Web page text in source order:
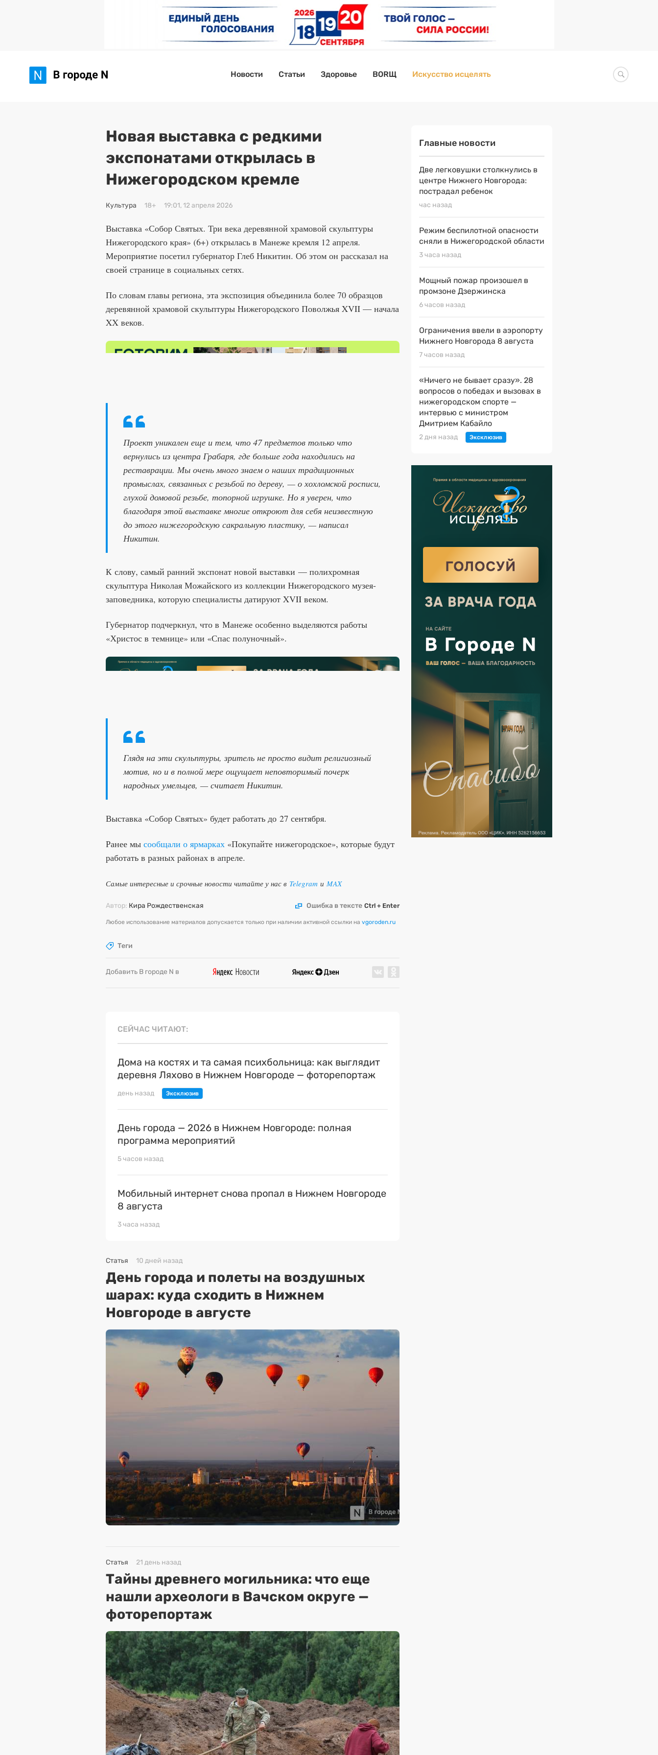
Новости Статьи Здоровье BORЩ Искусство исцелять
Новая выставка с редкими
экспонатами открылась в
Нижегородском кремле
Культура 18+ 19:01, 12 апреля 2026
Выставка «Собор Святых. Три века деревянной храмовой скульптуры
Нижегородского края» (6+) открылась в Манеже кремля 12 апреля.
Мероприятие посетил губернатор Глеб Никитин. Об этом он рассказал на
своей странице в социальных сетях.
По словам главы региона, эта экспозиция объединила более 70 образцов
деревянной храмовой скульптуры Нижегородского Поволжья XVII — начала
XX веков.
Проект уникален еще и тем, что 47 предметов только что
вернулись из центра Грабаря, где больше года находились на
реставрации. Мы очень много знаем о наших традиционных
промыслах, связанных с резьбой по дереву, — о хохломской росписи,
глухой домовой резьбе, топорной игрушке. Но я уверен, что
благодаря этой выставке многие откроют для себя неизвестную
до этого нижегородскую сакральную пластику, — написал
Никитин.
К слову, самый ранний экспонат новой выставки — полихромная
скульптура Николая Можайского из коллекции Нижегородского музея-
заповедника, которую специалисты датируют XVII веком.
Губернатор подчеркнул, что в Манеже особенно выделяются работы
«Христос в темнице» или «Спас полуночный».
Глядя на эти скульптуры, зритель не просто видит религиозный
мотив, но и в полной мере ощущает неповторимый почерк
народных умельцев, — считает Никитин.
Выставка «Собор Святых» будет работать до 27 сентября.
Ранее мы сообщали о ярмарках «Покупайте нижегородское», которые будут
работать в разных районах в апреле.
Самые интересные и срочные новости читайте у нас в Telegram и MAX
Автор: Кира Рождественская Ошибка в тексте Ctrl + Enter
Любое использование материалов допускается только при наличии активной ссылки на vgoroden.ru
Теги
Добавить В городе N в
СЕЙЧАС ЧИТАЮТ
Дома на костях и та самая психбольница: как выглядит
деревня Ляхово в Нижнем Новгороде — фоторепортаж
день назад
День города — 2026 в Нижнем Новгороде: полная
программа мероприятий
5 часов назад
Мобильный интернет снова пропал в Нижнем Новгороде
8 августа
3 часа назад
Статья 10 дней назад
День города и полеты на воздушных
шарах: куда сходить в Нижнем
Новгороде в августе
Статья 21 день назад
Тайны древнего могильника: что еще
нашли археологи в Вачском округе —
фоторепортаж
Главные новости
Две легковушки столкнулись в
центре Нижнего Новгорода:
пострадал ребенок
час назад
Режим беспилотной опасности
сняли в Нижегородской области
3 часа назад
Мощный пожар произошел в
промзоне Дзержинска
6 часов назад
Ограничения ввели в аэропорту
Нижнего Новгорода 8 августа
7 часов назад
«Ничего не бывает сразу». 28
вопросов о победах и вызовах в
нижегородском спорте —
интервью с министром
Дмитрием Кабайло
2 дня назад